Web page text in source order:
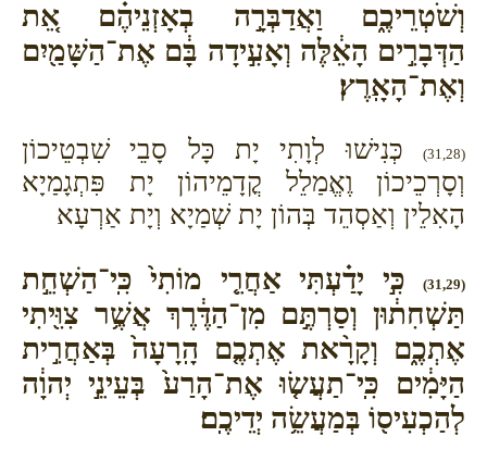
וְשֹׁטְרֵיכֶ֑ם וַאֲדַבְּרָ֣ה בְאָזְנֵיהֶ֗ם אֵ֚ת
הַדְּבָרִ֣ים הָאֵ֔לֶּה וְאָעִ֣ידָה בָּ֔ם אֶת־הַשָּׁמַ֖יִם
וְאֶת־הָאָֽרֶץ׃
(31,28)
כְּנִישׁוּ לְוָתִי יָת כָּל סָבֵי שִׁבְטֵיכוֹן
וְסָרְכֵיכוֹן וֶאֱמַלֵל קֳדָמֵיהוֹן יָת פִּתְגָמַיָא
הָאִלֵין וְאַסְהֵד בְּהוֹן יָת שְׁמַיָא וְיָת אַרְעָא
(31,29)
כִּ֣י יָדַ֗עְתִּי אַחֲרֵ֤י מוֹתִי֙ כִּֽי־הַשְׁחֵ֣ת
תַּשְׁחִת֔וּן וְסַרְתֶּ֣ם מִן־הַדֶּ֔רֶךְ אֲשֶׁ֥ר צִוִּ֖יתִי
אֶתְכֶ֑ם וְקָרָ֨את אֶתְכֶ֤ם הָֽרָעָה֙ בְּאַחֲרִ֣ית
הַיָּמִ֔ים כִּֽי־תַעֲשׂ֤וּ אֶת־הָרַע֙ בְּעֵינֵ֣י יְהוָ֔ה
לְהַכְעִיס֖וֹ בְּמַעֲשֵׂ֥ה יְדֵיכֶֽם׃